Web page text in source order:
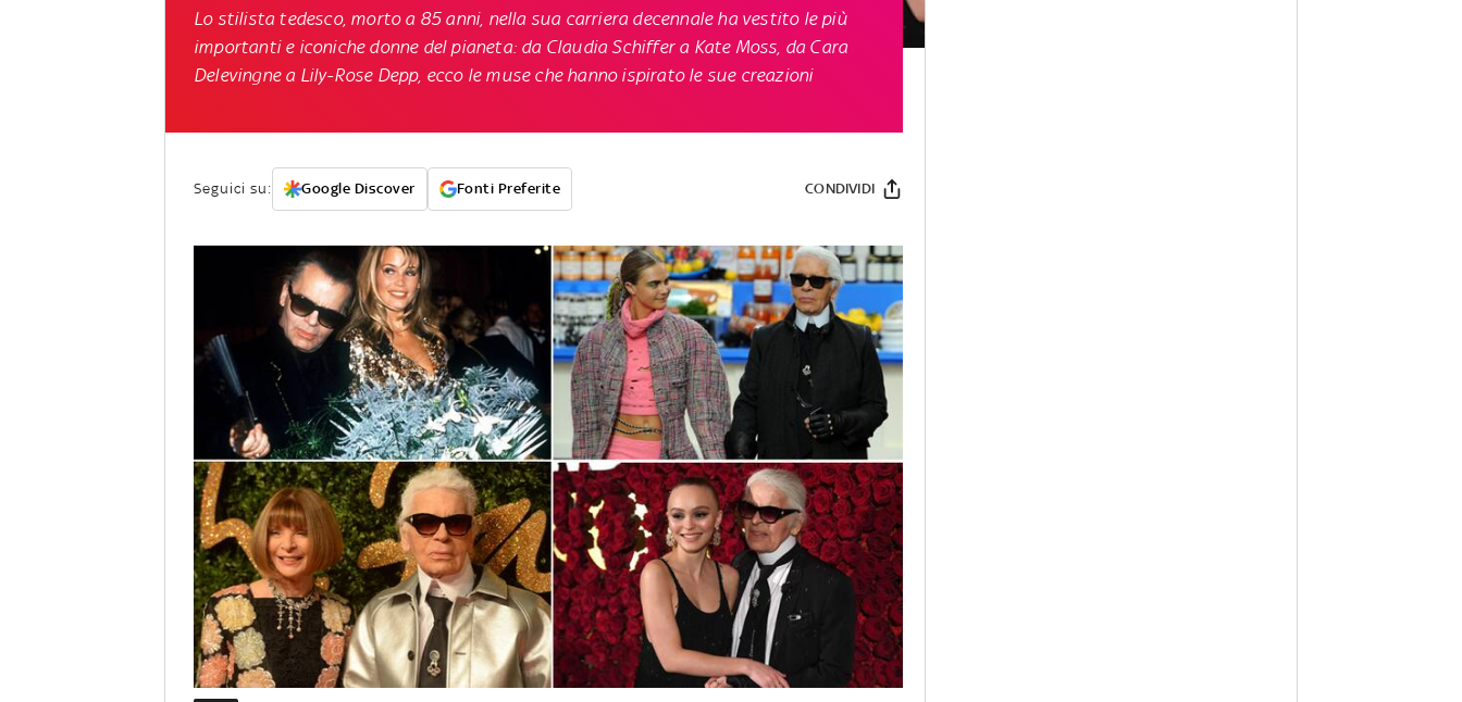
Lo stilista tedesco, morto a 85 anni, nella sua carriera decennale ha vestito le più
importanti e iconiche donne del pianeta: da Claudia Schiffer a Kate Moss, da Cara
Delevingne a Lily-Rose Depp, ecco le muse che hanno ispirato le sue creazioni
Seguici su: Google Discover Fonti Preferite CONDIVIDI